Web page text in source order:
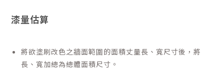
漆量估算
將欲塗刷改色之牆面範圍的面積丈量長、寬尺寸後，將
長、寬加總為總體面積尺寸。